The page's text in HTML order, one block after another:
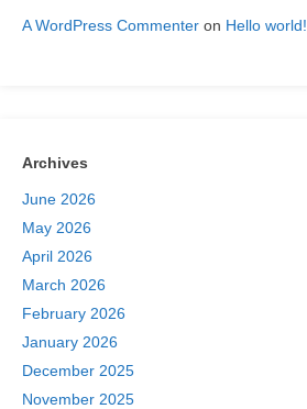
A WordPress Commenter on Hello world!
Archives
June 2026
May 2026
April 2026
March 2026
February 2026
January 2026
December 2025
November 2025